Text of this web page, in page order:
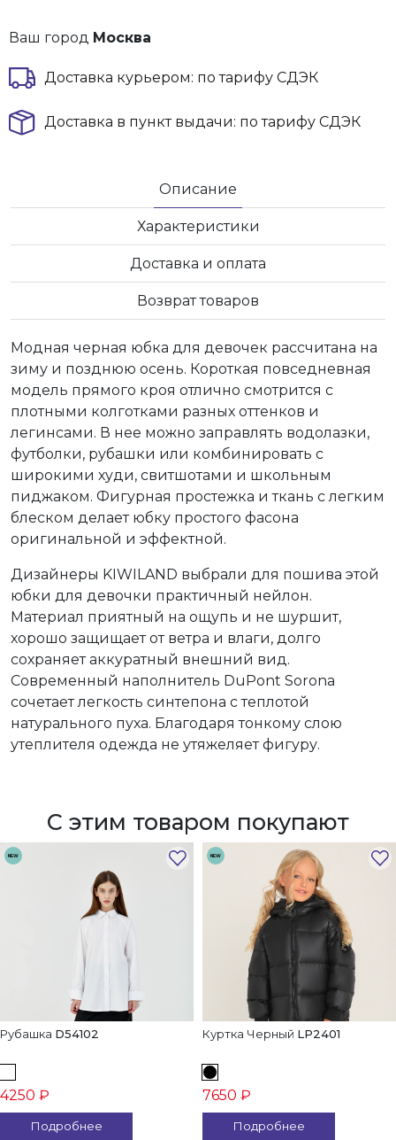
Ваш город Москва
Доставка курьером: по тарифу СДЭК
Доставка в пункт выдачи: по тарифу СДЭК
Описание
Характеристики
Доставка и оплата
Возврат товаров
Модная черная юбка для девочек рассчитана на
зиму и позднюю осень. Короткая повседневная
модель прямого кроя отлично смотрится с
плотными колготками разных оттенков и
легинсами. В нее можно заправлять водолазки,
футболки, рубашки или комбинировать с
широкими худи, свитшотами и школьным
пиджаком. Фигурная простежка и ткань с легким
блеском делает юбку простого фасона
оригинальной и эффектной.
Дизайнеры KIWILAND выбрали для пошива этой
юбки для девочки практичный нейлон.
Материал приятный на ощупь и не шуршит,
хорошо защищает от ветра и влаги, долго
сохраняет аккуратный внешний вид.
Современный наполнитель DuPont Sorona
сочетает легкость синтепона с теплотой
натурального пуха. Благодаря тонкому слою
утеплителя одежда не утяжеляет фигуру.
С этим товаром покупают
NEW
Рубашка D54102
4250 ₽
Подробнее
NEW
Куртка Черный LP2401
7650 ₽
Подробнее